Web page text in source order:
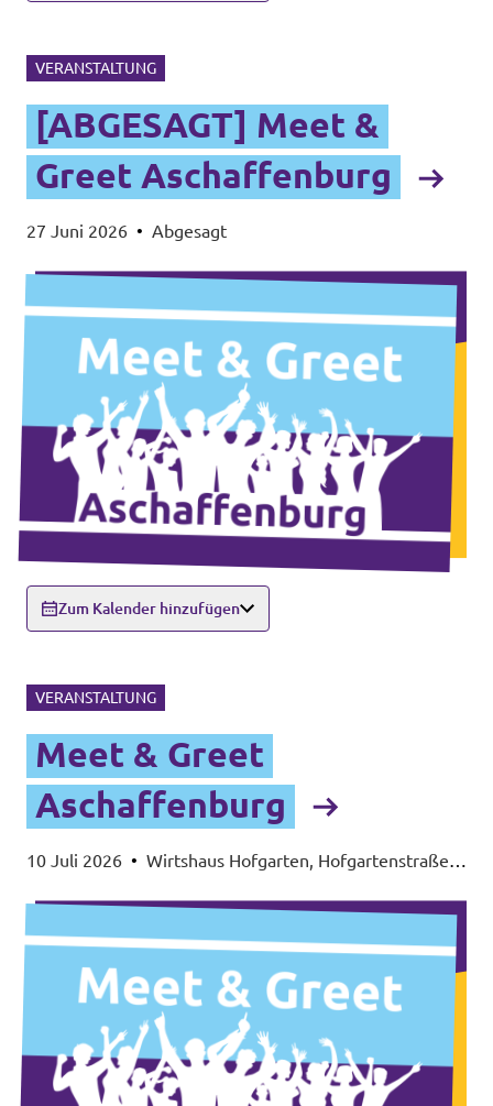
VERANSTALTUNG
[ABGESAGT] Meet &
Greet Aschaffenburg
27 Juni 2026 • Abgesagt
Zum Kalender hinzufügen
VERANSTALTUNG
Meet & Greet
Aschaffenburg
10 Juli 2026 • Wirtshaus Hofgarten, Hofgartenstraße